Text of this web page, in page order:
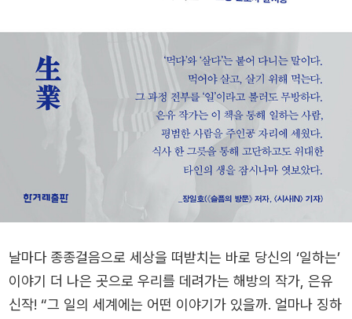
날마다 종종걸음으로 세상을 떠받치는 바로 당신의 ‘일하는’
이야기 더 나은 곳으로 우리를 데려가는 해방의 작가, 은유
신작! “그 일의 세계에는 어떤 이야기가 있을까. 얼마나 징하